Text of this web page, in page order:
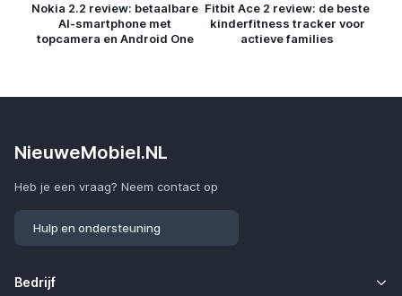
Nokia 2.2 review: betaalbare
AI-smartphone met
topcamera en Android One
Fitbit Ace 2 review: de beste
kinderfitness tracker voor
actieve families
NieuweMobiel.NL
Heb je een vraag? Neem contact op
Hulp en ondersteuning
Bedrijf